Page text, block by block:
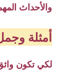
والأحداث
أمثلة
لكي تكون